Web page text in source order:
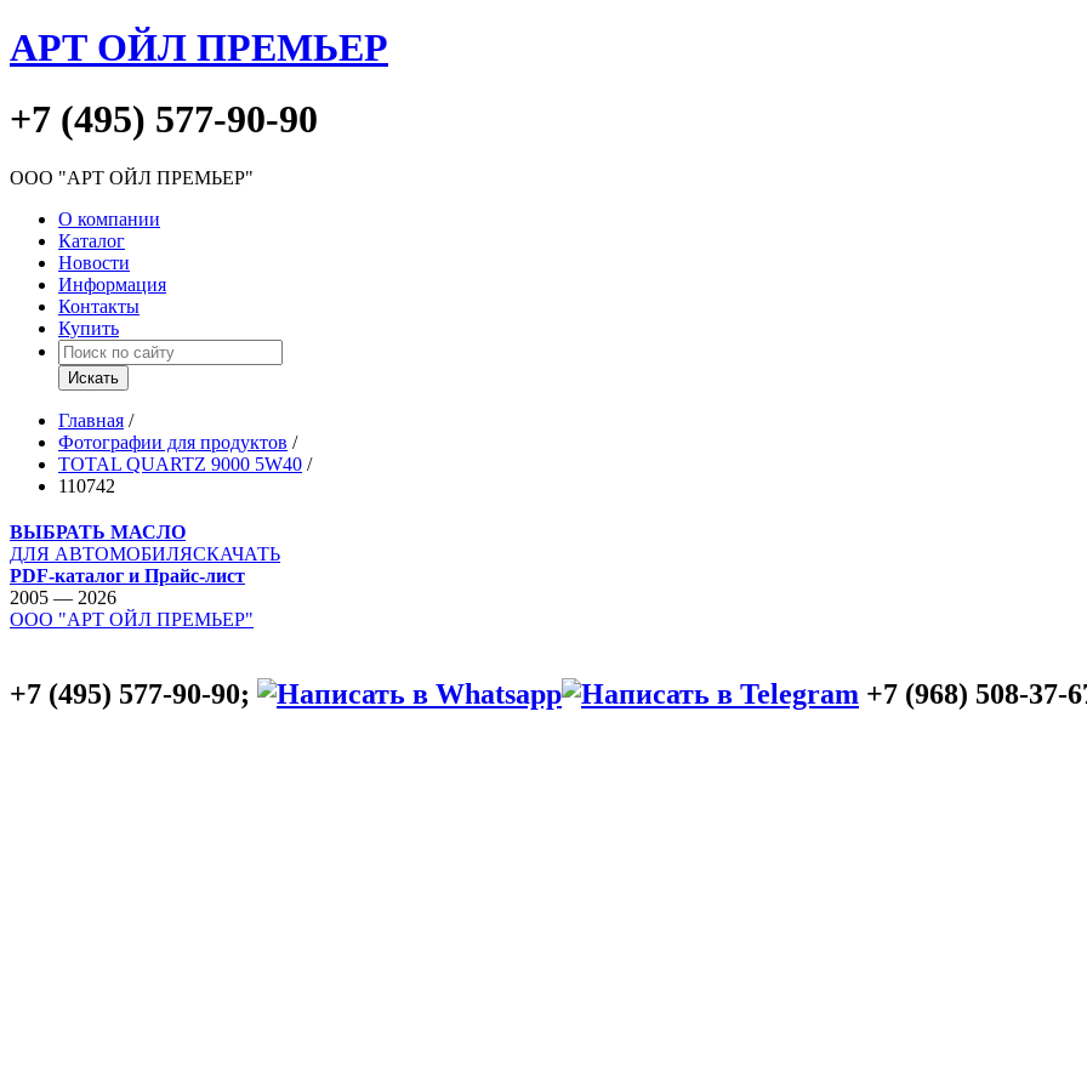
АРТ ОЙЛ ПРЕМЬЕР
+7 (495) 577-90-90
ООО "АРТ ОЙЛ ПРЕМЬЕР"
О компании
Каталог
Новости
Информация
Контакты
Купить
Главная /
Фотографии для продуктов /
TOTAL QUARTZ 9000 5W40 /
110742
ВЫБРАТЬ МАСЛО
ДЛЯ АВТОМОБИЛЯСКАЧАТЬ
PDF-каталог и Прайс-лист
2005 — 2026
ООО "АРТ ОЙЛ ПРЕМЬЕР"
+7 (495) 577-90-90; +7 (968) 508-37-